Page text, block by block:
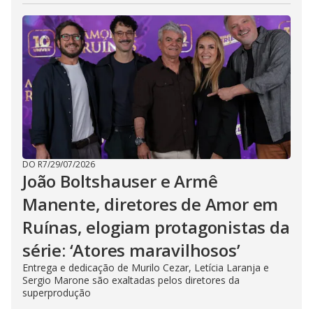
DO R7/29/07/2026
João Boltshauser e Armê
Manente, diretores de Amor em
Ruínas, elogiam protagonistas da
série: ‘Atores maravilhosos’
Entrega e dedicação de Murilo Cezar, Letícia Laranja e
Sergio Marone são exaltadas pelos diretores da
superprodução